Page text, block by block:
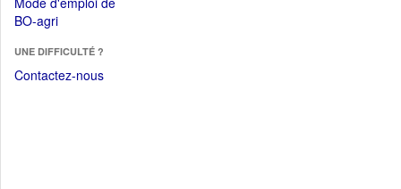
une
fenêtre)
BO-agri(Ouvrir
une
nouvelle
UNE DIFFICULTÉ ?
Contactez-nous